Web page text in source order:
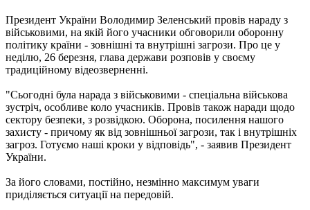
Президент України Володимир Зеленський провів нараду з
військовими, на якій його учасники обговорили оборонну
політику країни - зовнішні та внутрішні загрози. Про це у
неділю, 26 березня, глава держави розповів у своєму
традиційному відеозверненні.
"Сьогодні була нарада з військовими - спеціальна військова
зустріч, особливе коло учасників. Провів також наради щодо
сектору безпеки, з розвідкою. Оборона, посилення нашого
захисту - причому як від зовнішньої загрози, так і внутрішніх
загроз. Готуємо наші кроки у відповідь", - заявив Президент
України.
За його словами, постійно, незмінно максимум уваги
приділяється ситуації на передовій.